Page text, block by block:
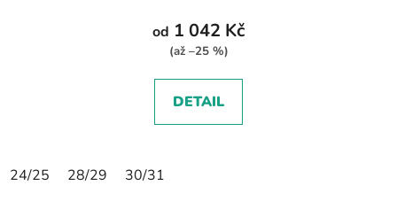
od 1 042 Kč
(až –25 %)
DETAIL
24/25 28/29 30/31